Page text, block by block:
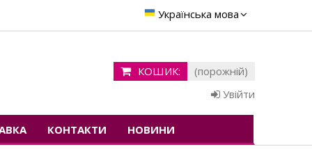
Українська мова
КОШИК:
(порожній)
Увійти
КОНТАКТИ НОВИНИ